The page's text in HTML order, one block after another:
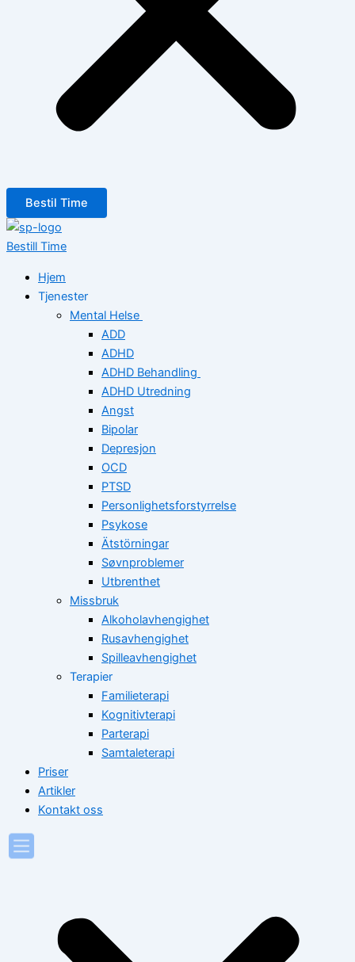
Bestil Time
Bestill Time
Hjem
Tjenester
Mental Helse
ADD
ADHD
ADHD Behandling
ADHD Utredning
Angst
Bipolar
Depresjon
OCD
PTSD
Personlighetsforstyrrelse
Psykose
Ätstörningar
Søvnproblemer
Utbrenthet
Missbruk
Alkoholavhengighet
Rusavhengighet
Spilleavhengighet
Terapier
Familieterapi
Kognitivterapi
Parterapi
Samtaleterapi
Priser
Artikler
Kontakt oss